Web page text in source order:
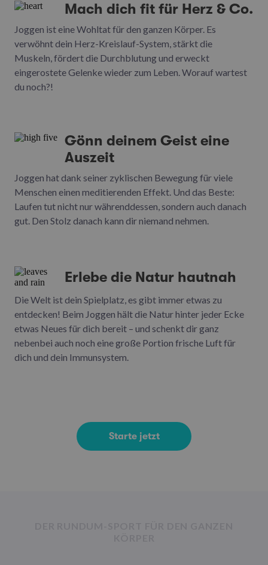
Mach dich fit für Herz & Co.
Joggen ist eine Wohltat für den ganzen Körper. Es
verwöhnt dein Herz-Kreislauf-System, stärkt die
Muskeln, fördert die Durchblutung und erweckt
eingerostete Gelenke wieder zum Leben. Worauf wartest
du noch?!
Gönn deinem Geist eine
Auszeit
Joggen hat dank seiner zyklischen Bewegung für viele
Menschen einen meditierenden Effekt. Und das Beste:
Laufen tut nicht nur währenddessen, sondern auch danach
gut. Den Stolz danach kann dir niemand nehmen.
Erlebe die Natur hautnah
Die Welt ist dein Spielplatz, es gibt immer etwas zu
entdecken! Beim Joggen hält die Natur hinter jeder Ecke
etwas Neues für dich bereit – und schenkt dir ganz
nebenbei auch noch eine große Portion frische Luft für
dich und dein Immunsystem.
Starte jetzt